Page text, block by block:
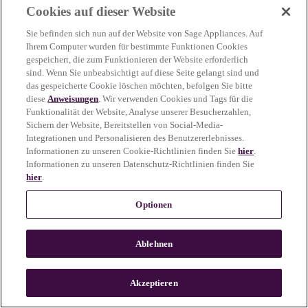
more information)
n
Cookies auf dieser Website
Sie befinden sich nun auf der Website von Sage Appliances. Auf
Ihrem Computer wurden für bestimmte Funktionen Cookies
gespeichert, die zum Funktionieren der Website erforderlich
sind. Wenn Sie unbeabsichtigt auf diese Seite gelangt sind und
das gespeicherte Cookie löschen möchten, befolgen Sie bitte
dieseAnweisungen. Wir verwenden Cookies und Tags für die
Funktionalität der Website, Analyse unserer Besucherzahlen,
Sichern der Website, Bereitstellen von Social-Media-
Integrationen und Personalisieren des Benutzererlebnisses.
Informationen zu unseren Cookie-Richtlinien finden Siehier.
Informationen zu unseren Datenschutz-Richtlinien finden Sie
hier.
Optionen
Ablehnen
Akzeptieren